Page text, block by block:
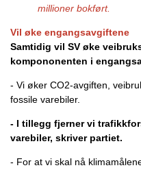
millioner bokført.
Vil øke engangsavgiftene
Samtidig vil SV øke
kompononenten i
- Vi øker CO2-avgiften,
fossile varebiler.
- I tillegg fjerner vi
varebiler, skriver partiet.
- For at vi skal nå